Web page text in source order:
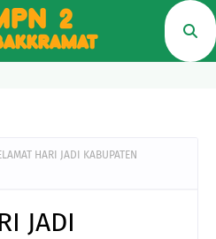
HARI JADI KABUPATEN
JADI